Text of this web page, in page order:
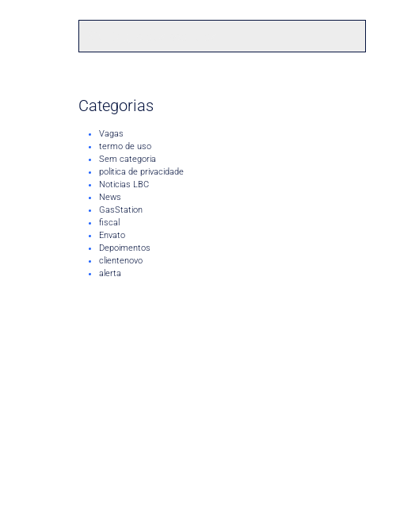
Categorias
Vagas
termo de uso
Sem categoria
politica de privacidade
Noticias LBC
News
GasStation
fiscal
Envato
Depoimentos
clientenovo
alerta